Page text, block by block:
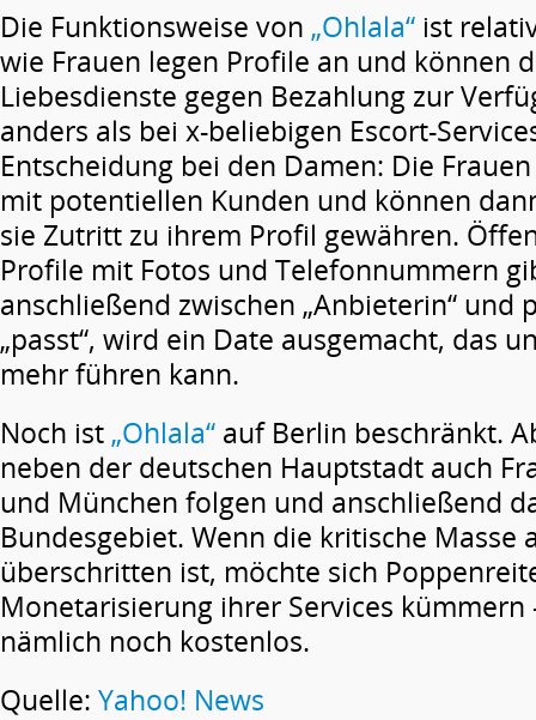
Die Funktionsweise von „Ohlala“ ist
wie Frauen legen Profile an und können
Liebesdienste gegen Bezahlung zur
anders als bei x-beliebigen Escort-
Entscheidung bei den Damen: Die
mit potentiellen Kunden und können
sie Zutritt zu ihrem Profil gewähren.
Profile mit Fotos und Telefonnummern
anschließend zwischen „Anbieterin“ und
„passt“, wird ein Date ausgemacht, das
mehr führen kann.
Noch ist „Ohlala“ auf Berlin beschränkt.
neben der deutschen Hauptstadt auch
und München folgen und anschließend
Bundesgebiet. Wenn die kritische Masse
überschritten ist, möchte sich
Monetarisierung ihrer Services kümmern
nämlich noch kostenlos.
Quelle: Yahoo! News